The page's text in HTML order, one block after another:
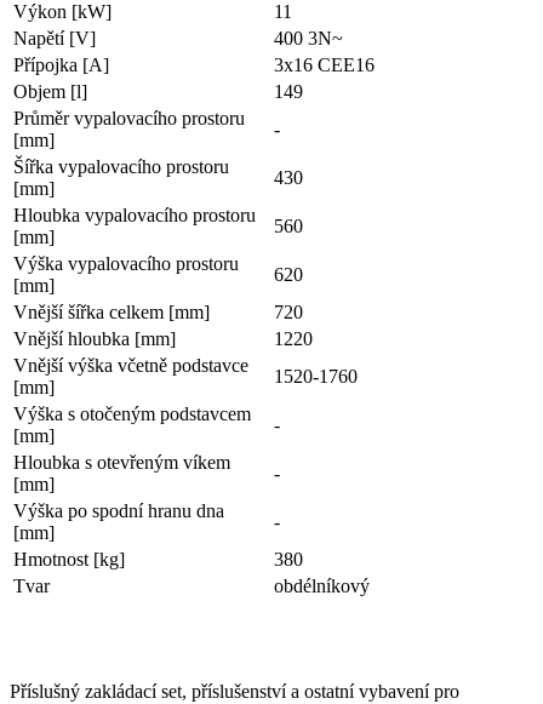
Výkon [kW]
11
Napětí [V]
400 3N~
Přípojka [A]
3x16 CEE16
Objem [l]
149
Průměr vypalovacího prostoru
[mm]
-
Šířka vypalovacího prostoru
[mm]
430
Hloubka vypalovacího prostoru
[mm]
560
Výška vypalovacího prostoru
[mm]
620
Vnější šířka celkem [mm]
720
Vnější hloubka [mm]
1220
Vnější výška včetně podstavce
[mm]
1520-1760
Výška s otočeným podstavcem
[mm]
-
Hloubka s otevřeným víkem
[mm]
-
Výška po spodní hranu dna
[mm]
-
Hmotnost [kg]
380
Tvar
obdélníkový
Příslušný zakládací set, příslušenství a ostatní vybavení pro